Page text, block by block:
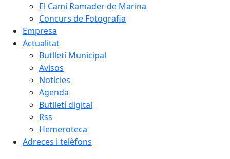
El Camí Ramader de Marina
Concurs de Fotografia
Empresa
Actualitat
Butlletí Municipal
Avisos
Notícies
Agenda
Butlletí digital
Rss
Hemeroteca
Adreces i telèfons